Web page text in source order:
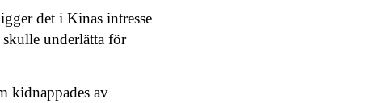
det i Kinas intresse
underlätta för
kidnappades av